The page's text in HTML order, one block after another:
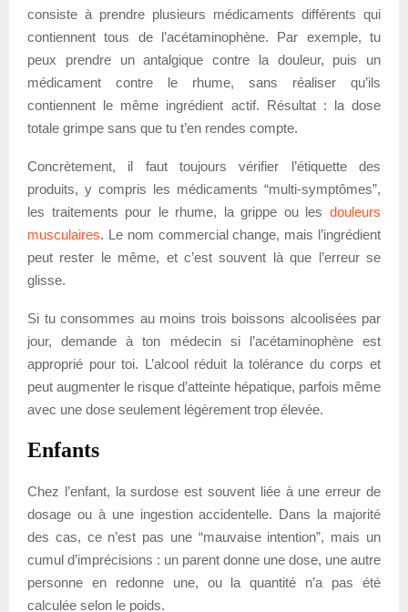
consiste à prendre plusieurs médicaments différents qui
contiennent tous de l’acétaminophène. Par exemple, tu
peux prendre un antalgique contre la douleur, puis un
médicament contre le rhume, sans réaliser qu’ils
contiennent le même ingrédient actif. Résultat : la dose
totale grimpe sans que tu t’en rendes compte.
Concrètement, il faut toujours vérifier l’étiquette des
produits, y compris les médicaments “multi-symptômes”,
les traitements pour le rhume, la grippe ou les douleurs
musculaires. Le nom commercial change, mais l’ingrédient
peut rester le même, et c’est souvent là que l’erreur se
glisse.
Si tu consommes au moins trois boissons alcoolisées par
jour, demande à ton médecin si l’acétaminophène est
approprié pour toi. L’alcool réduit la tolérance du corps et
peut augmenter le risque d’atteinte hépatique, parfois même
avec une dose seulement légèrement trop élevée.
Enfants
Chez l’enfant, la surdose est souvent liée à une erreur de
dosage ou à une ingestion accidentelle. Dans la majorité
des cas, ce n’est pas une “mauvaise intention”, mais un
cumul d’imprécisions : un parent donne une dose, une autre
personne en redonne une, ou la quantité n’a pas été
calculée selon le poids.